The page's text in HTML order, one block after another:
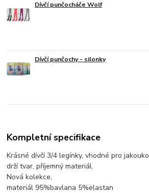
Dívčí punčocháče Wolf
Dívčí punčochy - silonky
Kompletní specifikace
Krásné dívčí 3/4 legínky, vhodné pro
drží tvar, příjemný materiál.
Nová kolekce,
materiál 95%bavlana 5%elastan